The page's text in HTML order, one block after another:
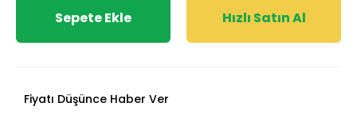
Sepete Ekle Hızlı Satın Al
Fiyatı Düşünce Haber Ver